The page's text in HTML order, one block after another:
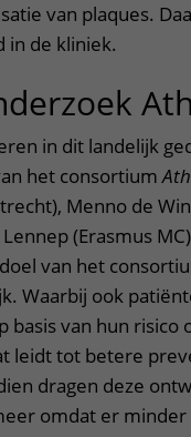
van plaques.
in de kliniek.
in dit landelijk
het consortium
Menno de
(Erasmus
van het
Waarbij ook
basis van hun risico
leidt tot betere
dragen deze
omdat er